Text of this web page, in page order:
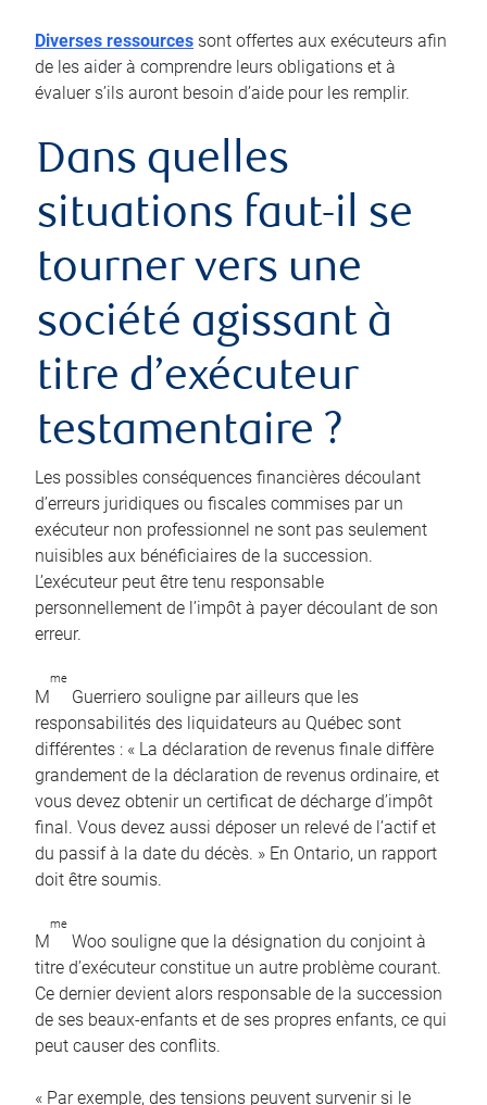
Diverses ressources sont offertes aux exécuteurs afin
de les aider à comprendre leurs obligations et à
évaluer s’ils auront besoin d’aide pour les remplir.
Dans quelles
situations faut-il se
tourner vers une
société agissant à
titre d’exécuteur
testamentaire ?
Les possibles conséquences financières découlant
d’erreurs juridiques ou fiscales commises par un
exécuteur non professionnel ne sont pas seulement
nuisibles aux bénéficiaires de la succession.
L’exécuteur peut être tenu responsable
personnellement de l’impôt à payer découlant de son
erreur.
M
me
Guerriero souligne par ailleurs que les
responsabilités des liquidateurs au Québec sont
différentes : « La déclaration de revenus finale diffère
grandement de la déclaration de revenus ordinaire, et
vous devez obtenir un certificat de décharge d’impôt
final. Vous devez aussi déposer un relevé de l’actif et
du passif à la date du décès. » En Ontario, un rapport
doit être soumis.
M
me
Woo souligne que la désignation du conjoint à
titre d’exécuteur constitue un autre problème courant.
Ce dernier devient alors responsable de la succession
de ses beaux-enfants et de ses propres enfants, ce qui
peut causer des conflits.
« Par exemple, des tensions peuvent survenir si le